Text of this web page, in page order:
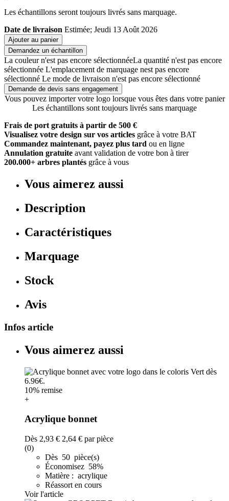
Les échantillons seront toujours livrés sans marquage.
Date de livraison Estimée; Jeudi 13 Août 2026
Ajouter au panier
Demandez un échantillon
La couleur n'est pas encore sélectionnéeLa quantité n'est pas encore
sélectionnée L'emplacement de marquage nest pas encore
sélectionné Le mode de livraison n'est pas encore sélectionné
Demande de devis sans engagement
Vous pouvez importer votre logo lorsque vous êtes dans votre panier
Les échantillons sont toujours livrés sans marquage
Frais de port gratuits à partir de 500 €
Visualisez votre design sur vos articles grâce à votre BAT
Commandez maintenant, payez plus tard ou en ligne
Annulation gratuite avant validation de votre bon à tirer
200.000+ arbres plantés grâce à vous
Vous aimerez aussi
Description
Caractéristiques
Marquage
Stock
Avis
Infos article
Vous aimerez aussi
10% remise
+
Acrylique bonnet
Dès 2,93 € 2,64 € par pièce
(0)
Dès 50 pièce(s)
Économisez 58%
Matière : acrylique
Réassort en cours
Voir l'article